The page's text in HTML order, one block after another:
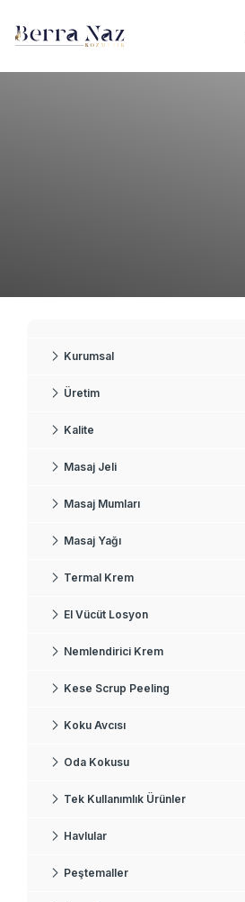
Koku Avcısı
Oda Kokusu
Tek Kullanımlık Ürünler
Havlular
Peştemaller
Keseler
Köpük Torbası
Sedye Yatakları
Tüm Ürünler
İletişim
Kurumsal
Üretim
Kalite
Masaj Jeli
Masaj Mumları
Masaj Yağı
Termal Krem
El Vücüt Losyon
Nemlendirici Krem
Kese Scrup Peeling
Koku Avcısı
Oda Kokusu
Tek Kullanımlık Ürünler
Havlular
Peştemaller